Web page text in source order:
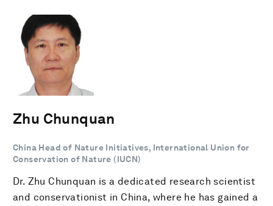
Zhu Chunquan
China Head of Nature Initiatives, International Union for
Conservation of Nature (IUCN)
Dr. Zhu Chunquan is a dedicated research scientist
and conservationist in China, where he has gained a